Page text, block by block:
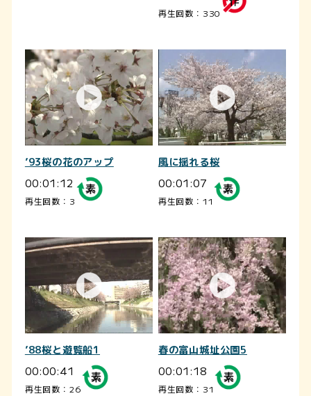
再生回数：330
’93桜の花のアップ
00:01:12
再生回数：3
風に揺れる桜
00:01:07
再生回数：11
’88桜と遊覧船1
00:00:41
再生回数：26
春の富山城址公園5
00:01:18
再生回数：31